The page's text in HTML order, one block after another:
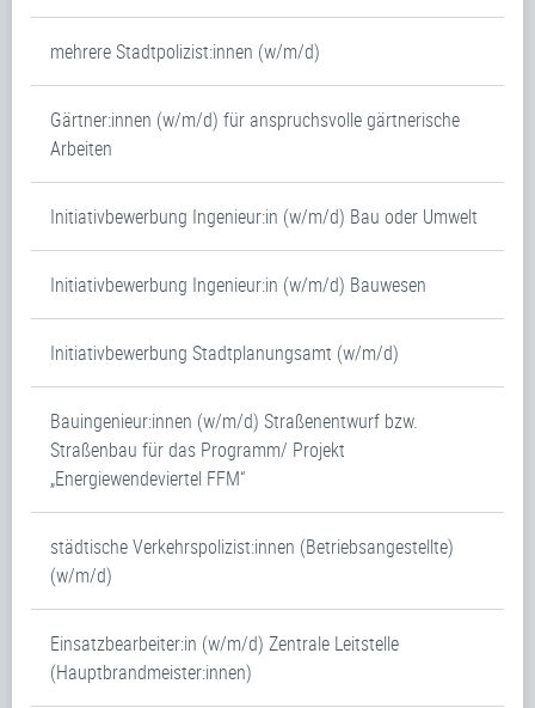
mehrere Stadtpolizist:innen (w/m/d)
Gärtner:innen (w/m/d) für anspruchsvolle gärtnerische
Arbeiten
Initiativbewerbung Ingenieur:in (w/m/d) Bau oder Umwelt
Initiativbewerbung Ingenieur:in (w/m/d) Bauwesen
Initiativbewerbung Stadtplanungsamt (w/m/d)
Bauingenieur:innen (w/m/d) Straßenentwurf bzw.
Straßenbau für das Programm/ Projekt
„Energiewendeviertel FFM“
städtische Verkehrspolizist:innen (Betriebsangestellte)
(w/m/d)
Einsatzbearbeiter:in (w/m/d) Zentrale Leitstelle
(Hauptbrandmeister:innen)